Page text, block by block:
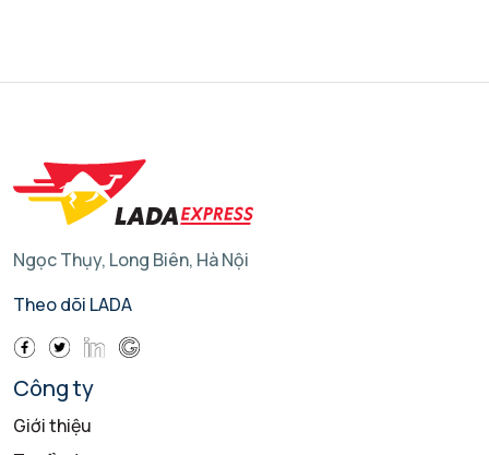
Ngọc Thụy, Long Biên, Hà Nội
Theo dõi LADA
Công ty
Giới thiệu